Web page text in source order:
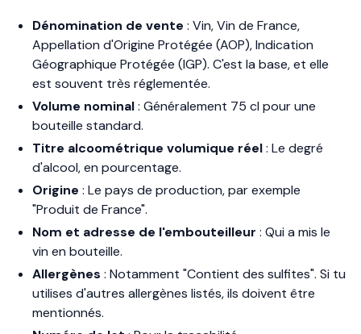
Dénomination de vente : Vin, Vin de France,
Appellation d'Origine Protégée (AOP), Indication
Géographique Protégée (IGP). C'est la base, et elle
est souvent très réglementée.
Volume nominal: Généralement 75 cl pour une
bouteille standard.
Titre alcoométrique volumique réel: Le degré
d'alcool, en pourcentage.
Origine : Le pays de production, par exemple
"Produit de France".
Nom et adresse de l'embouteilleur : Qui a mis le
vin en bouteille.
Allergènes : Notamment "Contient des sulfites". Si tu
utilises d'autres allergènes listés, ils doivent être
mentionnés.